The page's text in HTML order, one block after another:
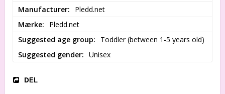
Manufacturer
Pledd.net
Mærke
Pledd.net
Suggested age group
Toddler (between 1-5 years old)
Suggested gender
Unisex
DEL